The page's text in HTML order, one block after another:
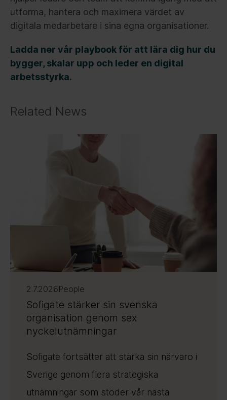
utforma, hantera och maximera värdet av
digitala medarbetare i sina egna organisationer.
Ladda ner vår playbook för att lära dig hur du
bygger, skalar upp och leder en digital
arbetsstyrka.
Related News
2.7.2026People
Sofigate stärker sin svenska
organisation genom sex
nyckelutnämningar
Sofigate fortsätter att stärka sin närvaro i
Sverige genom flera strategiska
utnämningar som stöder vår nästa